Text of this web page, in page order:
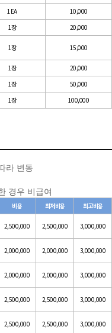
1EA
10,000
1장 20,000
1장 15,000
1장
20,000
1장
50,000
1장 100,000
라 변동
경우 비급여
비용 최저비용 최고비용
2,500,000 2,500,000 3,000,000
2,000,000 2,000,000 3,000,000
2,000,000 2,000,000 3,000,000
2,500,000 2,500,000 3,000,000
2,500,000 2,500,000 3,000,000